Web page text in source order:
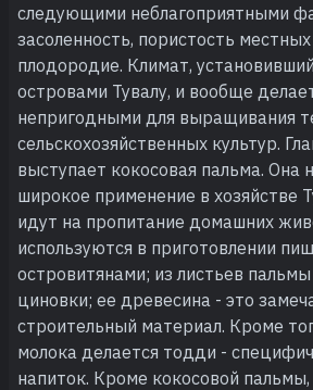
следующими неблагоприятными
засоленность, пористость
плодородие. Климат,
островами Тувалу, и вообще
непригодными для выращивания
сельскохозяйственных культур.
выступает кокосовая пальма. Она
широкое применение в хозяйстве
идут на пропитание домашних
используются в приготовлении
островитянами; из листьев
циновки; ее древесина - это
строительный материал. Кроме
молока делается тодди -
напиток. Кроме кокосовой